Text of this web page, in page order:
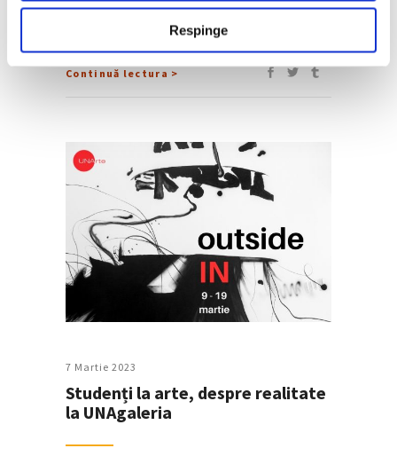
Respinge
colectivă „outside In”, care reunește 28 de
tineri artiști, caută răspunsul la
Continuă lectura >
7 Martie 2023
Studenți la arte, despre realitate
la UNAgaleria